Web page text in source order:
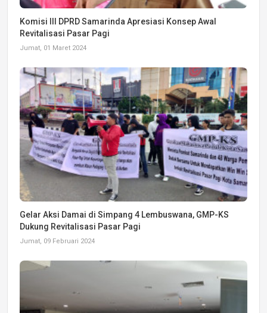
Komisi III DPRD Samarinda Apresiasi Konsep Awal
Revitalisasi Pasar Pagi
Jumat, 01 Maret 2024
Gelar Aksi Damai di Simpang 4 Lembuswana, GMP-KS
Dukung Revitalisasi Pasar Pagi
Jumat, 09 Februari 2024